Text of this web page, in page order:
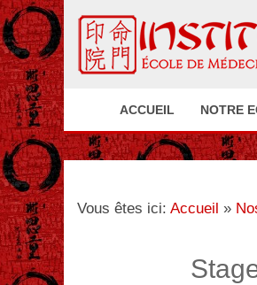
ACCUEIL NOTRE
Vous êtes ici: Accueil »